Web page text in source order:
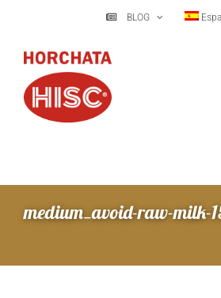
BLOG
medium_avoid-raw-milk-